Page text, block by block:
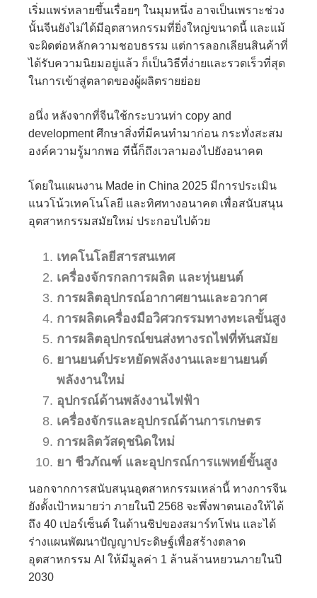
เริ่มแพร่หลายขึ้นเรื่อยๆ ในมุมหนึ่ง อาจเป็นเพราะช่วง
นั้นจีนยังไม่ได้มีอุตสาหกรรมที่ยิ่งใหญ่ขนาดนี้ และแม้
จะผิดต่อหลักความชอบธรรม แต่การลอกเลียนสินค้าที่
ได้รับความนิยมอยู่แล้ว ก็เป็นวิธีที่ง่ายและรวดเร็วที่สุด
ในการเข้าสู่ตลาดของผู้ผลิตรายย่อย
อนึ่ง หลังจากที่จีนใช้กระบวนท่า copy and
development ศึกษาสิ่งที่มีคนทำมาก่อน กระทั่งสะสม
องค์ความรู้มากพอ ทีนี้ก็ถึงเวลามองไปยังอนาคต
โดยในแผนงาน Made in China 2025 มีการประเมิน
แนวโน้วเทคโนโลยี และทิศทางอนาคต เพื่อสนับสนุน
อุตสาหกรรมสมัยใหม่ ประกอบไปด้วย
เทคโนโลยีสารสนเทศ
เครื่องจักรกลการผลิต และหุ่นยนต์
การผลิตอุปกรณ์อากาศยานและอวกาศ
การผลิตเครื่องมือวิศวกรรมทางทะเลขั้นสูง
การผลิตอุปกรณ์ขนส่งทางรถไฟที่ทันสมัย
ยานยนต์ประหยัดพลังงานและยานยนต์
พลังงานใหม่
อุปกรณ์ด้านพลังงานไฟฟ้า
เครื่องจักรและอุปกรณ์ด้านการเกษตร
การผลิตวัสดุชนิดใหม่
ยา ชีวภัณฑ์ และอุปกรณ์การแพทย์ขั้นสูง
นอกจากการสนับสนุนอุตสาหกรรมเหล่านี้ ทางการจีน
ยังตั้งเป้าหมายว่า ภายในปี 2568 จะพึ่งพาตนเองให้ได้
ถึง 40 เปอร์เซ็นต์ ในด้านชิปของสมาร์ทโฟน และได้
ร่างแผนพัฒนาปัญญาประดิษฐ์เพื่อสร้างตลาด
อุตสาหกรรม AI ให้มีมูลค่า 1 ล้านล้านหยวนภายในปี
2030